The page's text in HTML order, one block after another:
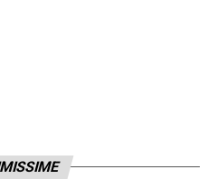
la prossima